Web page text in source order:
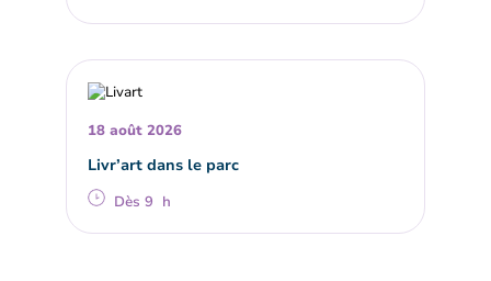
18 août 2026
Livr’art dans le parc
Dès 9 h